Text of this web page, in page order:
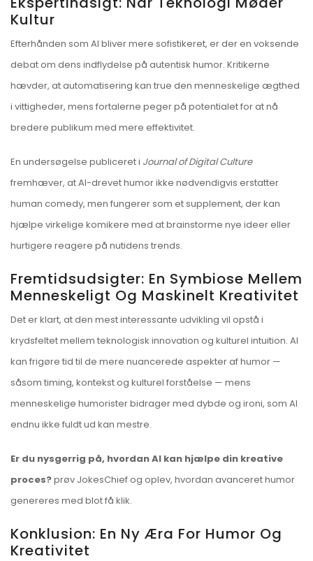
Kultur
Efterhånden som AI bliver mere sofistikeret, er der en voksende
debat om dens indflydelse på autentisk humor. Kritikerne
hævder, at automatisering kan true den menneskelige ægthed
i vittigheder, mens fortalerne peger på potentialet for at nå
bredere publikum med mere effektivitet.
En undersøgelse publiceret i Journal of Digital Culture
fremhæver, at AI-drevet humor ikke nødvendigvis erstatter
human comedy, men fungerer som et supplement, der kan
hjælpe virkelige komikere med at brainstorme nye ideer eller
hurtigere reagere på nutidens trends.
Fremtidsudsigter: En Symbiose Mellem
Menneskeligt Og Maskinelt Kreativitet
Det er klart, at den mest interessante udvikling vil opstå i
krydsfeltet mellem teknologisk innovation og kulturel intuition. AI
kan frigøre tid til de mere nuancerede aspekter af humor —
såsom timing, kontekst og kulturel forståelse — mens
menneskelige humorister bidrager med dybde og ironi, som AI
endnu ikke fuldt ud kan mestre.
Er du nysgerrig på, hvordan AI kan hjælpe din kreative
proces?prøv JokesChief og oplev, hvordan avanceret humor
genereres med blot få klik.
Konklusion: En Ny Æra For Humor Og
Kreativitet